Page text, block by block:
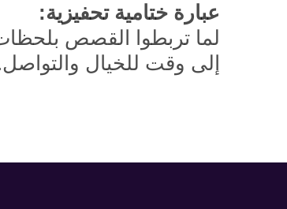
عبارة ختامية تحفيزية:
لما تربطوا القصص
إلى وقت للخيال